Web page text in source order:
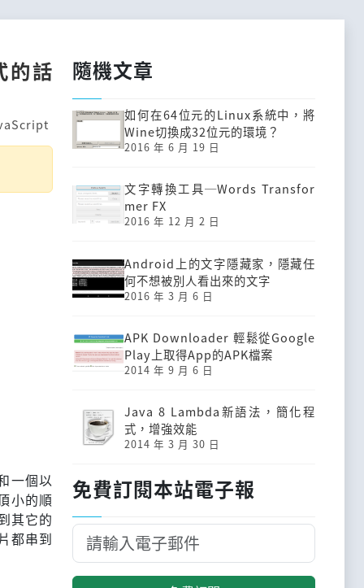
的話
一個以
小的順
其它的
都串到
隨機文章
如何在64位元的Linux系統中，將
Wine切換成32位元的環境？
2016 年 6 月 19 日
文字轉換工具─Words Transfor
mer FX
2016 年 12 月 2 日
Android上的文字隱藏家，隱藏任
何不想被別人看出來的文字
2016 年 3 月 6 日
APK Downloader 輕鬆從Google
Play上取得App的APK檔案
2014 年 9 月 6 日
Java 8 Lambda新語法，簡化程
式，增強效能
2014 年 3 月 30 日
免費訂閱本站電子報